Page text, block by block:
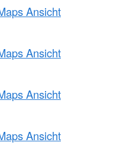
Ansicht
Ansicht
Ansicht
Ansicht